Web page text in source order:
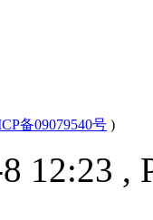
备09079540号 )
12:23 ,